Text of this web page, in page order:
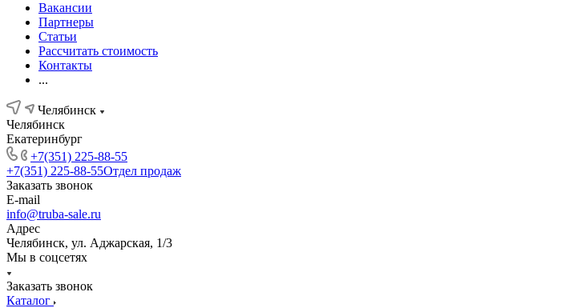
Вакансии
Партнеры
Статьи
Рассчитать стоимость
Контакты
...
Челябинск
Челябинск
Екатеринбург
+7(351) 225-88-55
+7(351) 225-88-55Отдел продаж
Заказать звонок
E-mail
info@truba-sale.ru
Адрес
Челябинск, ул. Аджарская, 1/3
Мы в соцсетях
Заказать звонок
Каталог